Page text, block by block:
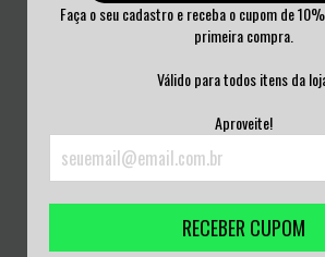
Faça o seu cadastro e receba o cupom de
primeira compra.
Válido para todos itens da
Aproveite!
RECEBER CUPOM
SYMPHONY VINIL 1...